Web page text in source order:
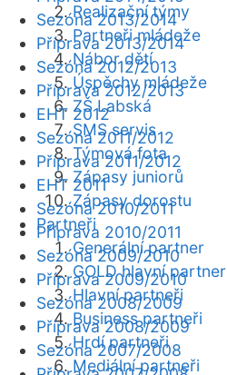
Realizační týmy
Partneři mládeže
Nábor dětí
Úspěchy mládeže
ZŠ Labská
SMS servis
Týmová fota
Zápasy juniorů
Zápasy dorostu
Partneři
Generální partner
GOLD hlavní partner
Hlavní partneři
Business partneři
Hrdí partneři
Mediální partneři
Sezóna 2013/2014
Příprava 2013/2014
Sezóna 2012/2013
Příprava 2012/2013
EHT 2012
Sezóna 2011/2012
Příprava 2011/2012
EHT 2011
Sezóna 2010/2011
Příprava 2010/2011
Sezóna 2009/2010
Příprava 2009/2010
Sezóna 2008/2009
Příprava 2008/2009
Sezóna 2007/2008